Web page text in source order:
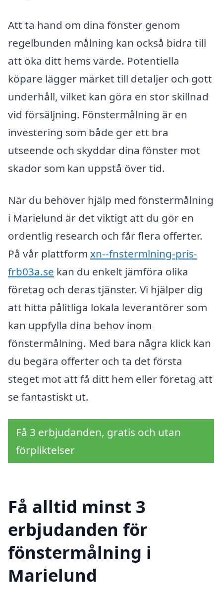
Att ta hand om dina fönster genom
regelbunden målning kan också bidra till
att öka ditt hems värde. Potentiella
köpare lägger märket till detaljer och gott
underhåll, vilket kan göra en stor skillnad
vid försäljning. Fönstermålning är en
investering som både ger ett bra
utseende och skyddar dina fönster mot
skador som kan uppstå över tid.
När du behöver hjälp med fönstermålning
i Marielund är det viktigt att du gör en
ordentlig research och får flera offerter.
På vår plattform xn--fnstermlning-pris-
frb03a.se kan du enkelt jämföra olika
företag och deras tjänster. Vi hjälper dig
att hitta pålitliga lokala leverantörer som
kan uppfylla dina behov inom
fönstermålning. Med bara några klick kan
du begära offerter och ta det första
steget mot att få ditt hem eller företag att
se fantastiskt ut.
Få 3 erbjudanden, gratis och utan
förpliktelser
Få alltid minst 3
erbjudanden för
fönstermålning i
Marielund